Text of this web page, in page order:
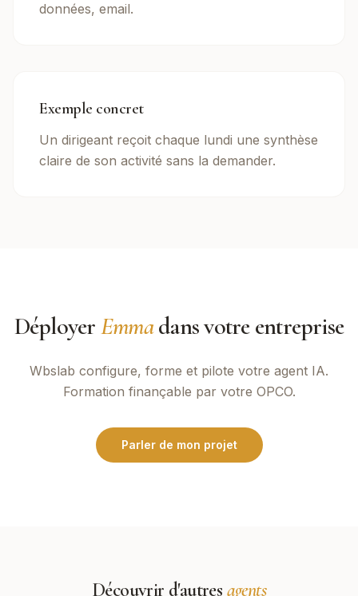
données, email.
Exemple concret
Un dirigeant reçoit chaque lundi une synthèse
claire de son activité sans la demander.
DéployerEmmadans votre entreprise
Wbslab configure, forme et pilote votre agent IA.
Formation finançable par votre OPCO.
Parler de mon projet
Découvrir d'autres agents